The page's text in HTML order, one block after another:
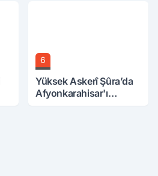
6
Yüksek Askerî Şûra’da
Afyonkarahisar'ı